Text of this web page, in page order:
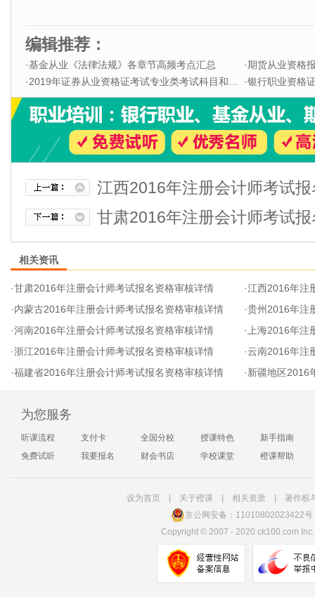
编辑推荐：
·基金从业《法律法规》各章节高频考点汇总 ·期货从业资格
·2019年证券从业资格证考试专业类考试科目和题型 ·银行职业资格证
江西2016年注册会计师考试
甘肃2016年注册会计师考试
相关资讯
·甘肃2016年注册会计师考试报名资格审核详情 ·江西2016年注
·内蒙古2016年注册会计师考试报名资格审核详情 ·贵州2016年注
·河南2016年注册会计师考试报名资格审核详情 · 上海2016年
·浙江2016年注册会计师考试报名资格审核详情 ·云南2016年注
·福建省2016年注册会计师考试报名资格审核详情 ·新疆地区2016
为您服务
听课流程 支付卡 全国分校 授课特色
新手指南
免费试听
我要报名 财会书店 学校课堂 橙课帮助
设为首页| 关于橙课| 相关资质
著作权
京公网安备：11010802023422号
Copyright ©2007 - 2020 ck100.com